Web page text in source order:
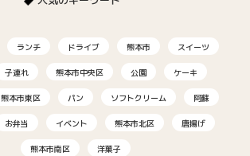
ランチ ドライブ 熊本市 スイーツ
子連れ 熊本市中央区 公園 ケーキ
熊本市東区 パン ソフトクリーム 阿蘇
お弁当 イベント 熊本市北区 唐揚げ
熊本市南区 洋菓子